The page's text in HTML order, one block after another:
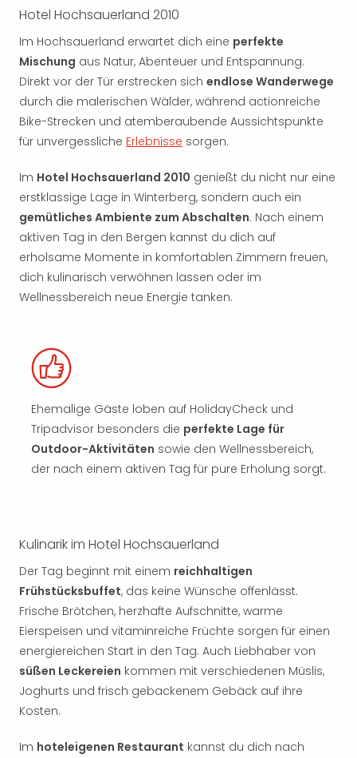
Hotel Hochsauerland 2010
Im Hochsauerland erwartet dich eine perfekte
Mischung aus Natur, Abenteuer und Entspannung.
Direkt vor der Tür erstrecken sich endlose Wanderwege
durch die malerischen Wälder, während actionreiche
Bike-Strecken und atemberaubende Aussichtspunkte
für unvergessliche Erlebnisse sorgen.
Im Hotel Hochsauerland 2010 genießt du nicht nur eine
erstklassige Lage in Winterberg, sondern auch ein
gemütliches Ambiente zum Abschalten. Nach einem
aktiven Tag in den Bergen kannst du dich auf
erholsame Momente in komfortablen Zimmern freuen,
dich kulinarisch verwöhnen lassen oder im
Wellnessbereich neue Energie tanken.
Ehemalige Gäste loben auf HolidayCheck und
Tripadvisor besonders die perfekte Lage für
Outdoor-Aktivitäten sowie den Wellnessbereich,
der nach einem aktiven Tag für pure Erholung sorgt.
Kulinarik im Hotel Hochsauerland
Der Tag beginnt mit einem reichhaltigen
Frühstücksbuffet, das keine Wünsche offenlässt.
Frische Brötchen, herzhafte Aufschnitte, warme
Eierspeisen und vitaminreiche Früchte sorgen für einen
energiereichen Start in den Tag. Auch Liebhaber von
süßen Leckereien kommen mit verschiedenen Müslis,
Joghurts und frisch gebackenem Gebäck auf ihre
Kosten.
Im hoteleigenen Restaurant kannst du dich nach